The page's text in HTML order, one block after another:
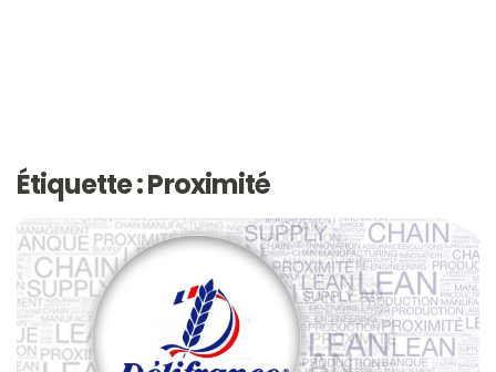
Étiquette : Proximité